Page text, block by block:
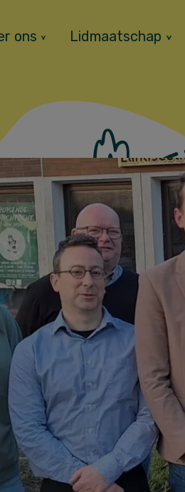
ons Lidmaatschap